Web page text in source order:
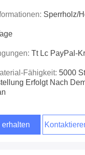
Sperrholz/
Tt Lc PayPal-
Fähigkeit: 5000
Erfolgt Nach
erhalten